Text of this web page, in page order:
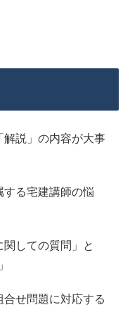
説」の内容が大事
る宅建講師の悩
しての質問」と
せ問題に対応する